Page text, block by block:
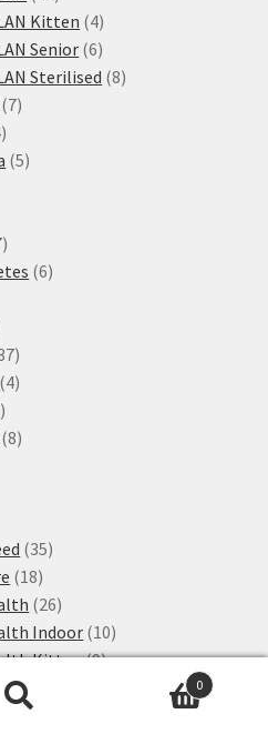
produktů
Kitten 44
produkty
Senior 66
produktů
Sterilised 88
77
24
produktů
55
7
produktů
66
37
produktů
44
11
produktů
88
3535
1818
produktů
2626
produktů
Indoor 1010
produktů
Kitten 99
Outdoor
produktů
15
0